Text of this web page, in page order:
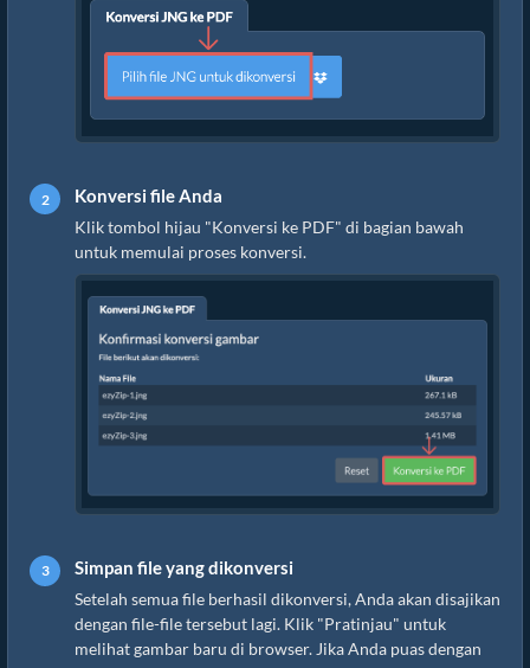
Konversi file Anda
Klik tombol hijau "Konversi ke PDF" di bagian bawah
untuk memulai proses konversi.
Simpan file yang dikonversi
Setelah semua file berhasil dikonversi, Anda akan disajikan
dengan file-file tersebut lagi. Klik "Pratinjau" untuk
melihat gambar baru di browser. Jika Anda puas dengan